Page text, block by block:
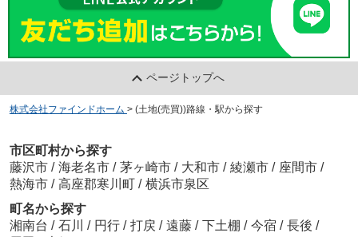
ページトップへ
株式会社ファインドホーム > (土地(売買))路線・駅から探す
市区町村から探す
藤沢市 / 海老名市 / 茅ヶ崎市 / 大和市 / 綾瀬市 / 座間市 /
熱海市 / 高座郡寒川町 / 横浜市泉区
町名から探す
湘南台 / 石川 / 円行 / 打戻 / 遠藤 / 下土棚 / 今宿 / 長後 /